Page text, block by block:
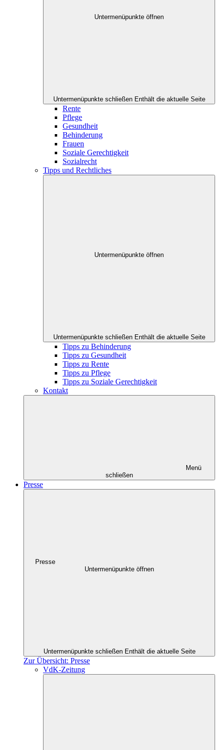
Untermenüpunkte öffnen
Untermenüpunkte schließen Enthält die aktuelle Seite
Rente
Pflege
Gesundheit
Behinderung
Frauen
Soziale Gerechtigkeit
Sozialrecht
Tipps und Rechtliches
Untermenüpunkte öffnen
Untermenüpunkte schließen Enthält die aktuelle Seite
Tipps zu Behinderung
Tipps zu Gesundheit
Tipps zu Rente
Tipps zu Pflege
Tipps zu Soziale Gerechtigkeit
Kontakt
Menü
schließen
Presse
Presse
Untermenüpunkte öffnen
Untermenüpunkte schließen Enthält die aktuelle Seite
Zur Übersicht: Presse
VdK-Zeitung